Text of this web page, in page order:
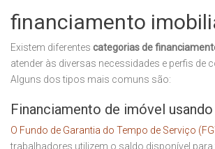
financiamento
Existem diferentes categorias de
atender às diversas necessidades e perfis de
Alguns dos tipos mais comuns são:
Financiamento de imóvel usando
O Fundo de Garantia do Tempo de Serviço
trabalhadores utilizem o saldo disponível